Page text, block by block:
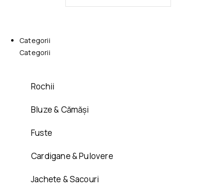
Categorii
Categorii
Rochii
Bluze & Cămăși
Fuste
Cardigane & Pulovere
Jachete & Sacouri